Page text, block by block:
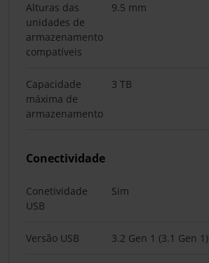
Alturas das
unidades de
armazenamento
compatíveis
9.5 mm
Capacidade
máxima de
armazenamento
3 TB
Conectividade
Conetividade
USB
Sim
Versão USB 3.2 Gen 1 (3.1 Gen 1)